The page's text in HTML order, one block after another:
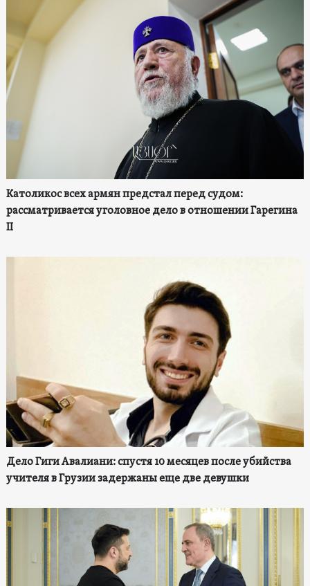
Католикос всех армян предстал перед судом:
рассматривается уголовное дело в отношении Гарегина
II
Дело Гиги Авалиани: спустя 10 месяцев после убийства
учителя в Грузии задержаны еще две девушки